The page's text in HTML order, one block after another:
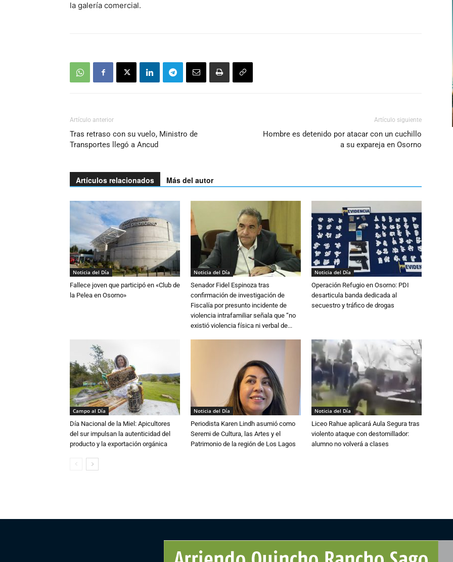
la galería comercial.
Artículo anterior
Tras retraso con su vuelo, Ministro de
Transportes llegó a Ancud
Artículo siguiente
Hombre es detenido por atacar con un cuchillo
a su expareja en Osorno
Artículos relacionados Más del autor
Noticia del Día
Fallece joven que participó en «Club de
la Pelea en Osorno»
Noticia del Día
Senador Fidel Espinoza tras
confirmación de investigación de
Fiscalía por presunto incidente de
violencia intrafamiliar señala que “no
existió violencia física ni verbal de...
Noticia del Día
Operación Refugio en Osorno: PDI
desarticula banda dedicada al
secuestro y tráfico de drogas
Campo al Día
Día Nacional de la Miel: Apicultores
del sur impulsan la autenticidad del
producto y la exportación orgánica
Noticia del Día
Periodista Karen Lindh asumió como
Seremi de Cultura, las Artes y el
Patrimonio de la región de Los Lagos
Noticia del Día
Liceo Rahue aplicará Aula Segura tras
violento ataque con destornillador:
alumno no volverá a clases